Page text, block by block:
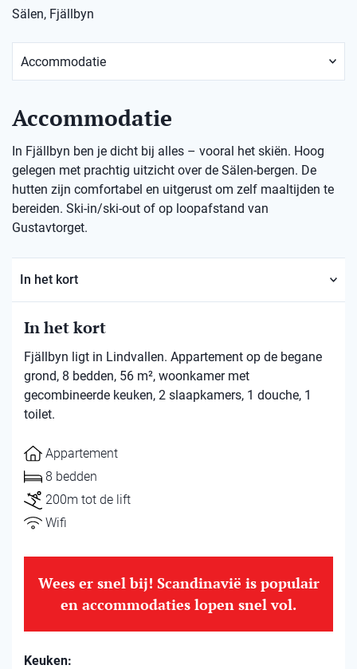
Sälen, Fjällbyn
Accommodatie
In Fjällbyn ben je dicht bij alles – vooral het skiën. Hoog
gelegen met prachtig uitzicht over de Sälen-bergen. De
hutten zijn comfortabel en uitgerust om zelf maaltijden te
bereiden. Ski-in/ski-out of op loopafstand van
Gustavtorget.
In het kort
In het kort
Fjällbyn ligt in Lindvallen. Appartement op de begane
grond, 8 bedden, 56 m², woonkamer met
gecombineerde keuken, 2 slaapkamers, 1 douche, 1
toilet.
Appartement
8 bedden
200m tot de lift
Wifi
Wees er snel bij! Scandinavië is populair
en accommodaties lopen snel vol.
Keuken: